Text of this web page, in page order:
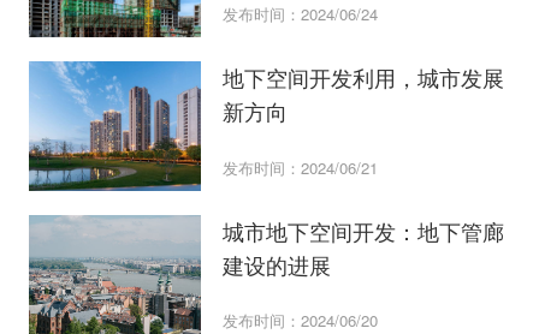
发布时间：2024/06/24
地下空间开发利用，城市发展
新方向
发布时间：2024/06/21
城市地下空间开发：地下管廊
建设的进展
发布时间：2024/06/20